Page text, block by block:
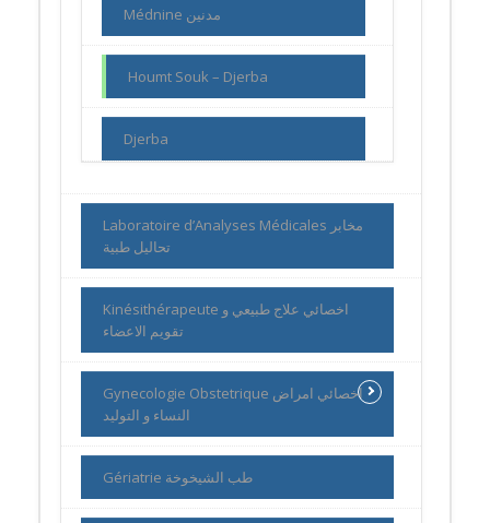
Médnine مدنين
Houmt Souk – Djerba
Djerba
Laboratoire d’Analyses Médicales مخابر
تحاليل طبية
Kinésithérapeute اخصائي علاج طبيعي و
تقويم الاعضاء
Gynecologie Obstetrique اخصائي امراض
النساء و التوليد
Gériatrie طب الشيخوخة